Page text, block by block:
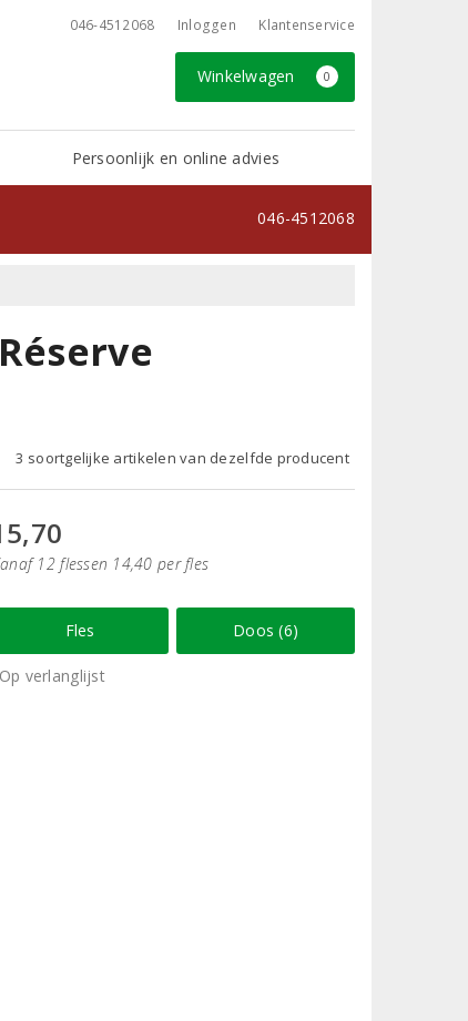
046-4512068 Inloggen Klantenservice
Winkelwagen 0
Persoonlijk en online advies
046-4512068
3 soortgelijke artikelen van dezelfde producent
12 flessen 14,40 per fles
Fles Doos (6)
Op verlanglijst